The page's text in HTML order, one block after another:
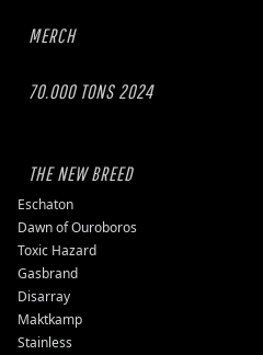
MERCH
70.000 TONS 2024
THE NEW BREED
Eschaton
Dawn of Ouroboros
Toxic Hazard
Gasbrand
Disarray
Maktkamp
Stainless